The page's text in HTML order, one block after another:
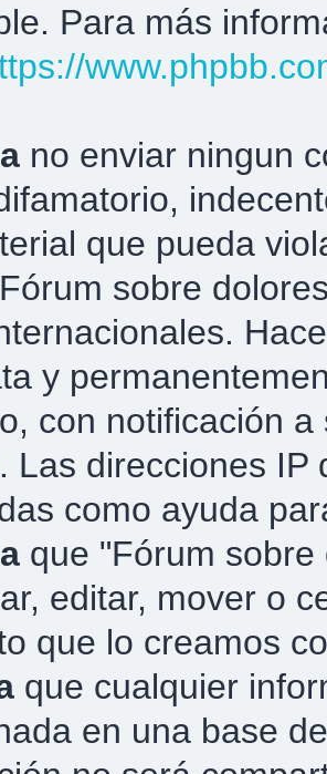
Para más
no enviar ningun
que pueda
sobre
y
con notificación
Las direcciones
como ayuda
que "Fórum
editar, mover o
que lo creamos
que cualquier
en una base